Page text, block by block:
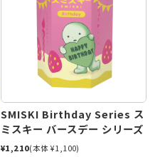
SMISKI Birthday Series ス
ミスキー バースデー シリーズ
¥1,210(本体 ¥1,100)